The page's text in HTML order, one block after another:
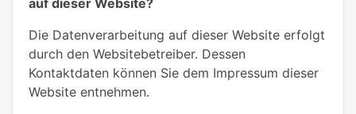
Die Datenverarbeitung auf dieser Website erfolgt
durch den Websitebetreiber. Dessen
Kontaktdaten können Sie dem Impressum dieser
Website entnehmen.